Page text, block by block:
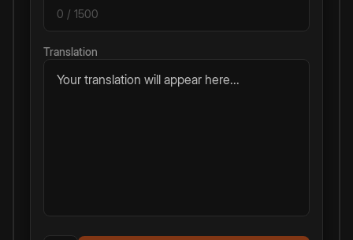
0 / 1500
Translation
Your translation will appear here...